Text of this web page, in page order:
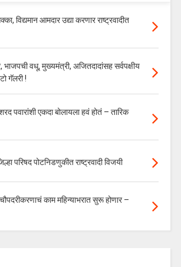
विद्यमान आमदार उद्या करणार राष्ट्रवादीत
भाजपची वधू, मुख्यमंत्री, अजितदादांसह सर्वपक्षीय
गॅलरी !
पवारांशी एकदा बोलायला हवं होतं – तारिक
परिषद पोटनिडणुकीत राष्ट्रवादी विजयी
काम महिन्याभरात सुरू होणार –